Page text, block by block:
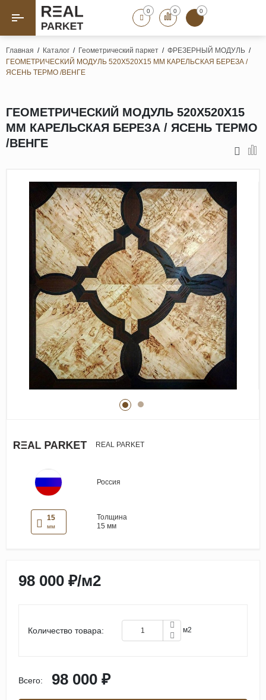
Назад
Паркет «Елка»
Назад
Штучный паркет
Художественный паркет
Массивная доска
Паркетная доска
Полы для ванных комнат
Террасная доска
Пробковые покрытия
Ламинат
Виниловые покрытия
Стеновые панели
Лепнина
Клеевая продукция
Паркетные лаки и масла
Плинтус
Сопутствующие материалы
0 0 0
Главная / Каталог / Геометрический паркет / ФРЕЗЕРНЫЙ МОДУЛЬ /
ГЕОМЕТРИЧЕСКИЙ МОДУЛЬ 520Х520Х15 ММ КАРЕЛЬСКАЯ БЕРЕЗА /
ЯСЕНЬ ТЕРМО /ВЕНГЕ
ГЕОМЕТРИЧЕСКИЙ МОДУЛЬ 520Х520Х15
ММ КАРЕЛЬСКАЯ БЕРЕЗА / ЯСЕНЬ ТЕРМО
/ВЕНГЕ
REAL PARKET
Россия
15
мм
Толщина
15 мм
98 000 ₽/м2
Количество товара: м2
Всего: 98 000 ₽